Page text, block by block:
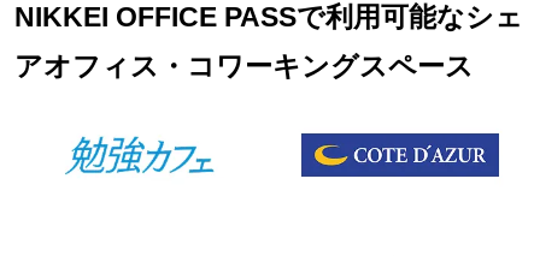
NIKKEI OFFICE PASSで利用可能なシェ
アオフィス・コワーキングスペース